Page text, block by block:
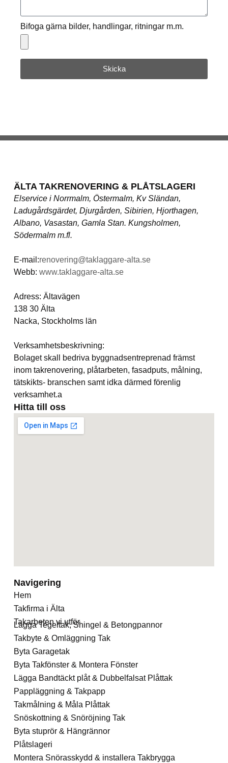
Bifoga gärna bilder, handlingar, ritningar m.m.
Skicka
ÄLTA TAKRENOVERING & PLÅTSLAGERI
Elservice i Norrmalm, Östermalm, Kv Sländan,
Ladugårdsgärdet, Djurgården, Sibirien, Hjorthagen,
Albano, Vasastan, Gamla Stan. Kungsholmen,
Södermalm m.fl.
E-mail:renovering@taklaggare-alta.se
Webb: www.taklaggare-alta.se
Adress: Ältavägen
138 30 Älta
Nacka, Stockholms län
Verksamhetsbeskrivning:
Bolaget skall bedriva byggnadsentreprenad främst
inom takrenovering, plåtarbeten, fasadputs, målning,
tätskikts- branschen samt idka därmed förenlig
verksamhet.a
Hitta till oss
Navigering
Hem
Takfirma i Älta
Takarbeten vi utför
Lägga Tegeltak, Shingel & Betongpannor
Takbyte & Omläggning Tak
Byta Garagetak
Byta Takfönster & Montera Fönster
Lägga Bandtäckt plåt & Dubbelfalsat Plåttak
Pappläggning & Takpapp
Takmålning & Måla Plåttak
Snöskottning & Snöröjning Tak
Byta stuprör & Hängrännor
Plåtslageri
Montera Snörasskydd & installera Takbrygga